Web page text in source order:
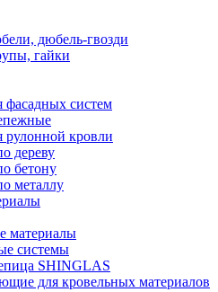
дюбель-гвозди
гайки
фасадных систем
рулонной кровли
дереву
бетону
металлу
материалы
системы
SHINGLAS
для кровельных материалов